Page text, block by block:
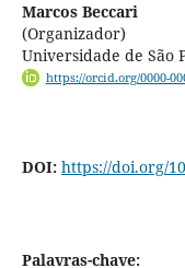
Marcos Beccari
(Organizador)
Universidade de São
https://orcid.org/0000-
DOI: https://doi.org/
Palavras-chave: